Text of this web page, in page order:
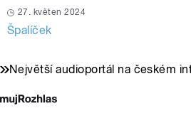
27. květen 2024
Špalíček
Největší audioportál na českém